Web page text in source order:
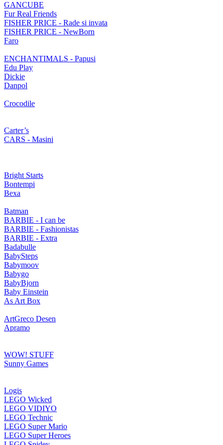
GANCUBE
Fur Real Friends
FISHER PRICE - Rade si invata
FISHER PRICE - NewBorn
Faro
ENCHANTIMALS - Papusi
Edu Play
Dickie
Danpol
Crocodile
Carter’s
CARS - Masini
Bright Starts
Bontempi
Bexa
Batman
BARBIE - I can be
BARBIE - Fashionistas
BARBIE - Extra
Badabulle
BabySteps
Babymoov
Babygo
BabyBjorn
Baby Einstein
As Art Box
ArtGreco Desen
Apramo
WOW! STUFF
Sunny Games
Logis
LEGO Wicked
LEGO VIDIYO
LEGO Technic
LEGO Super Mario
LEGO Super Heroes